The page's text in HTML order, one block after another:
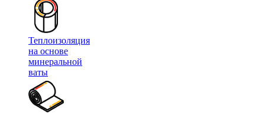
Теплоизоляция
на основе
минеральной
ваты